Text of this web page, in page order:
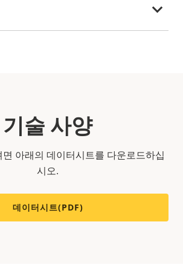
기술 사양
아래의 데이터시트를 다운로드하십
시오.
데이터시트(PDF)